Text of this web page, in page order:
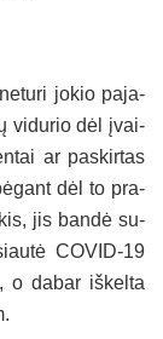
jo­kio pa­ja­
vi­du­rio dėl įvai­
ar pa­skir­tas
dėl to pra­
jis ban­dė su­
CO­VID-19
o da­bar iš­kel­ta